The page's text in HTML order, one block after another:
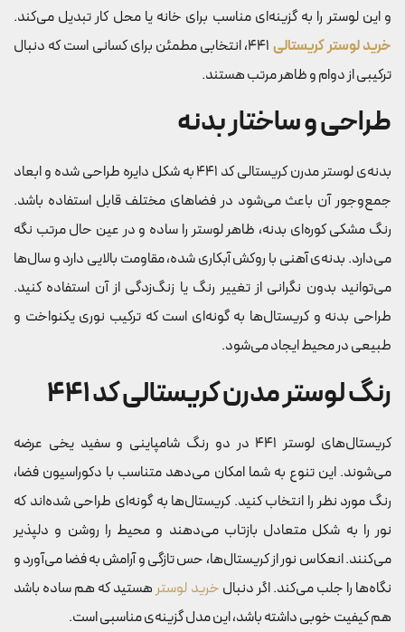
و این لوستر را به گزینه‌ای مناسب برای خانه یا محل کار تبدیل می‌کند.
خرید لوستر کریستالی
441، انتخابی مطمئن برای کسانی است که دنبال
ترکیبی از دوام و ظاهر مرتب هستند.
طراحی و ساختار بدنه
بدنه‌ی لوستر مدرن کریستالی کد 441 به شکل دایره طراحی شده و ابعاد
جمع‌وجور آن باعث می‌شود در فضاهای مختلف قابل استفاده باشد.
رنگ مشکی کوره‌ای بدنه، ظاهر لوستر را ساده و در عین حال مرتب نگه
می‌دارد. بدنه‌ی آهنی با روکش آبکاری شده، مقاومت بالایی دارد و سال‌ها
می‌توانید بدون نگرانی از تغییر رنگ یا زنگ‌زدگی از آن استفاده کنید.
طراحی بدنه و کریستال‌ها به گونه‌ای است که ترکیب نوری یکنواخت و
طبیعی در محیط ایجاد می‌شود.
رنگ لوستر مدرن کریستالی کد 441
کریستال‌های لوستر 441 در دو رنگ شامپاینی و سفید یخی عرضه
می‌شوند. این تنوع به شما امکان می‌دهد متناسب با دکوراسیون فضا،
رنگ مورد نظر را انتخاب کنید. کریستال‌ها به گونه‌ای طراحی شده‌اند که
نور را به شکل متعادل بازتاب می‌دهند و محیط را روشن و دلپذیر
می‌کنند. انعکاس نور از کریستال‌ها، حس تازگی و آرامش به فضا می‌آورد و
نگاه‌ها را جلب می‌کند. اگر دنبال خرید لوستر هستید که هم ساده باشد
هم کیفیت خوبی داشته باشد، این مدل گزینه‌ی مناسبی است.